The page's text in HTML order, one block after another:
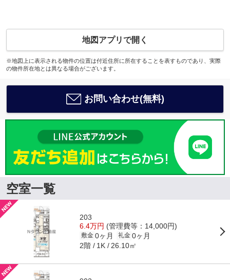
地図アプリで開く
※地図上に表示される物件の位置は付近住所に所在することを表すものであり、実際
の物件所在地とは異なる場合がございます。
お問い合わせ(無料)
空室一覧
203
6.4万円 (管理費等：14,000円)
敷金 0ヶ月 礼金 0ヶ月
2階 1K 26.10㎡